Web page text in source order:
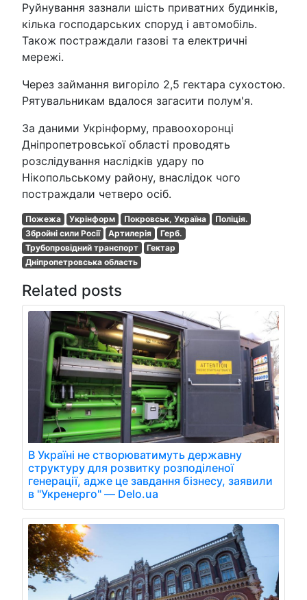
Руйнування зазнали шість приватних будинків,
кілька господарських споруд і автомобіль.
Також постраждали газові та електричні
мережі.
Через займання вигоріло 2,5 гектара сухостою.
Рятувальникам вдалося загасити полум'я.
За даними Укрінформу, правоохоронці
Дніпропетровської області проводять
розслідування наслідків удару по
Нікопольському району, внаслідок чого
постраждали четверо осіб.
Пожежа Укрінформ Покровськ, Україна
Поліція.
Збройні сили Росії
Артилерія
Герб.
Трубопровідний транспорт
Гектар
Дніпропетровська область
Related posts
В Україні не створюватимуть державну
структуру для розвитку розподіленої
генерації, адже це завдання бізнесу, заявили
в "Укренерго" — Delo.ua